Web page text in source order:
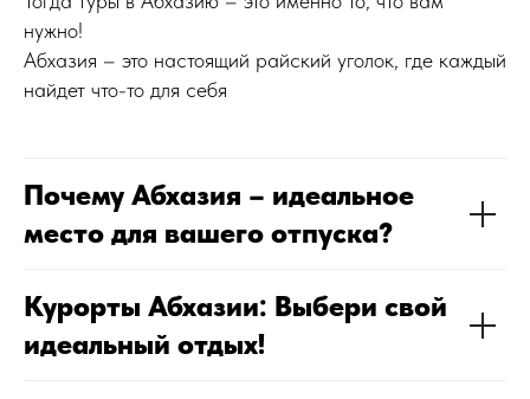
нужно!
Абхазия – это настоящий райский уголок, где каждый
найдет что-то для себя
Почему Абхазия – идеальное
место для вашего отпуска?
Курорты Абхазии: Выбери свой
идеальный отдых!